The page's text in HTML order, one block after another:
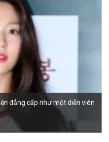
đẳng cấp như một diễn viên